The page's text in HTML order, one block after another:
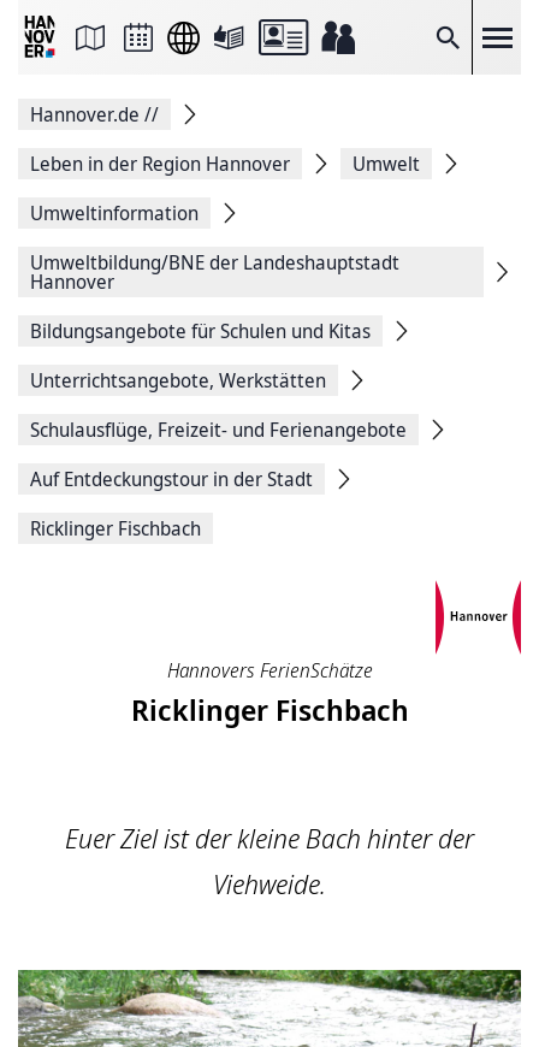
Suche
Seite
Facebook
teilen
Seitenlink
Seite
Drucken
Hannover.de //
Leben in der Region Hannover
Umwelt
Umweltinformation
Umweltbildung/BNE der Landeshauptstadt
Hannover
Bildungsangebote für Schulen und Kitas
Unterrichtsangebote, Werkstätten
Schulausflüge, Freizeit- und Ferienangebote
Auf Entdeckungstour in der Stadt
Ricklinger Fischbach
Hannovers FerienSchätze
Ricklinger Fischbach
Euer Ziel ist der kleine Bach hinter der
Viehweide.